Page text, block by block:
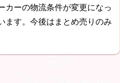
カーの物流条件が変更になっ
ます。今後はまとめ売りのみ